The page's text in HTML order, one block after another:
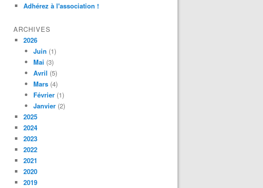
Adhérez à l'association !
ARCHIVES
2026
Juin (1)
Mai (3)
Avril (5)
Mars (4)
Février (1)
Janvier (2)
2025
2024
2023
2022
2021
2020
2019